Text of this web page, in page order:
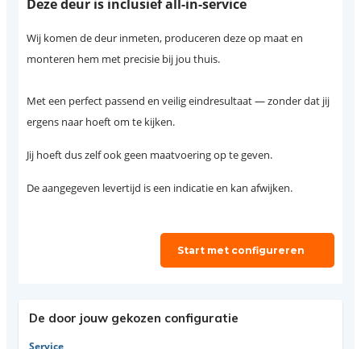
Deze deur is inclusief all-in-service
Wij komen de deur inmeten, produceren deze op maat en
monteren hem met precisie bij jou thuis.
Met een perfect passend en veilig eindresultaat — zonder dat jij
ergens naar hoeft om te kijken.
Jij hoeft dus zelf ook geen maatvoering op te geven.
De aangegeven levertijd is een indicatie en kan afwijken.
Start met configureren
De door jouw gekozen configuratie
Service